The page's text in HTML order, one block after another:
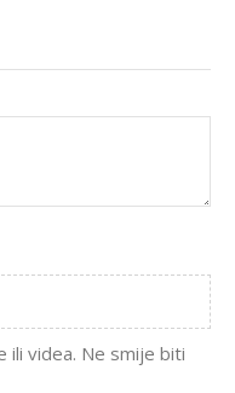
videa. Ne smije biti